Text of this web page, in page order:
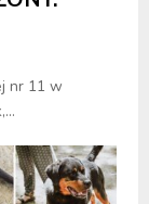
nr 11 w